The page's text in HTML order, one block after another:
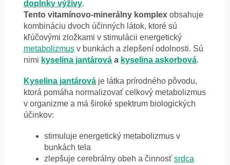
doplnky výživy.
Tento vitamínovo-minerálny komplex obsahuje
kombináciu dvoch účinných látok, ktoré sú
kľúčovými zložkami v stimulácii energetický
metabolizmus v bunkách a zlepšení odolnosti. Sú
nimi kyselina jantárová a kyselina askorbová.
Kyselina jantárová je látka prírodného pôvodu,
ktorá pomáha normalizovať celkový metabolizmus
v organizme a má široké spektrum biologických
účinkov:
stimuluje energetický metabolizmus v
bunkách tela
zlepšuje cerebrálny obeh a činnosť srdca